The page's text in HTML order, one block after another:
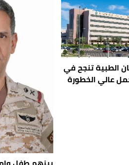
الطبية تنجح في
عالي الخطورة